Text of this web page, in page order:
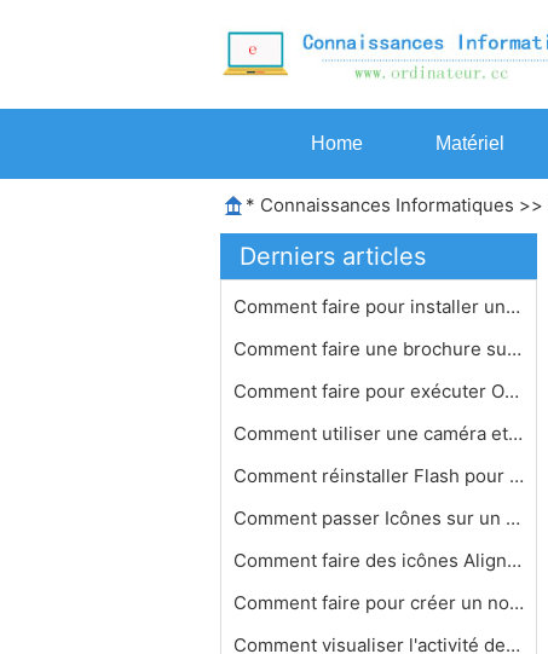
Home Matériel
* Connaissances Informatiques >>
Derniers articles
Comment faire pour installer une val…
Comment faire une brochure sur Word …
Comment faire pour exécuter OS X su…
Comment utiliser une caméra et MSN …
Comment réinstaller Flash pour les …
Comment passer Icônes sur un Mac
Comment faire des icônes Aligner su…
Comment faire pour créer un nouveau…
Comment visualiser l'activité des e…